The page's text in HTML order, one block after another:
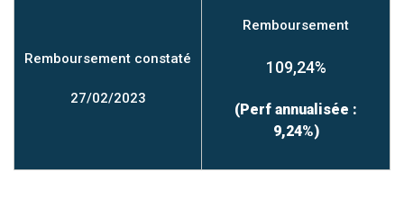
Remboursement constaté
27/02/2023
Remboursement
109,24%
(Perf annualisée :
9,24%)